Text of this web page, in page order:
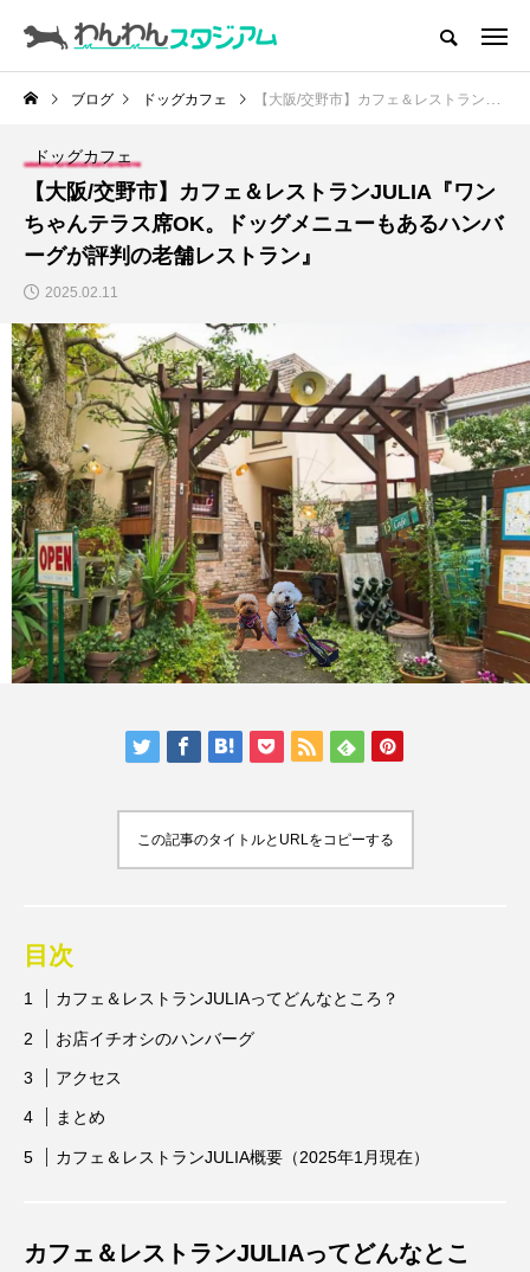
CATEGORY
ドッグラン
ドッグカフェ
愛犬とおでかけ (公園･施設etc)
愛犬と旅行
トリミングサロン
動物病院
コラム
トップページ
人気の記事ランキング
メンバー
会社概要
プライバシーポリシー
ブログ ドッグカフェ 【大阪/交野市】カフェ＆レストランJULIA『ワンちゃんテラス席OK。ドッグメニューもあるハンバーグが評判の老舗レストラン』
ドッグカフェ
【大阪/交野市】カフェ＆レストランJULIA『ワン
ちゃんテラス席OK。ドッグメニューもあるハンバ
ーグが評判の老舗レストラン』
2025.02.11
この記事のタイトルとURLをコピーする
目次
カフェ＆レストランJULIAってどんなところ？
お店イチオシのハンバーグ
アクセス
まとめ
カフェ＆レストランJULIA概要（2025年1月現在）
カフェ＆レストランJULIAってどんなとこ